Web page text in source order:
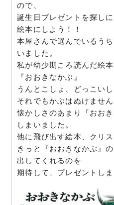
ので、
誕生日プレゼントを探しに
絵本にしよう！！
本屋さんで選んでいるう
いました。
私が幼少期ころ読んだ絵本
『おおきなかぶ』
うんとこしょ、どっこいし
それでもかぶはぬけません
懐かしさのあまり『おお
しまいました。
他に飛び出す絵本、クリ
きっと『おおきなかぶ』
出してくれるのを
期待して、プレゼントしま